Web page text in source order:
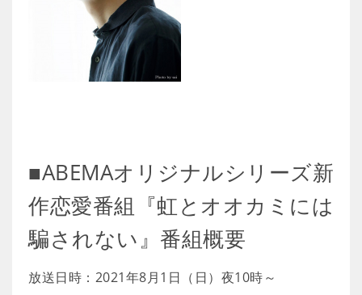
■ABEMAオリジナルシリーズ新
作恋愛番組『虹とオオカミには
騙されない』番組概要
放送日時：2021年8月1日（日）夜10時～